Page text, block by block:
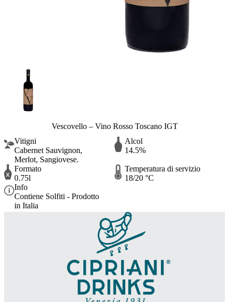
Vescovello – Vino Rosso Toscano IGT
Vitigni
Cabernet Sauvignon,
Merlot, Sangiovese.
Alcol
14.5%
Formato
0.75l
Temperatura di servizio
18/20 °C
Info
Contiene Solfiti - Prodotto
in Italia